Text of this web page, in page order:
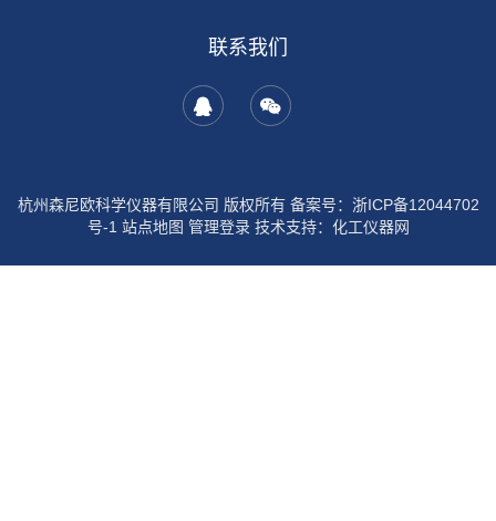
联系我们
杭州森尼欧科学仪器有限公司 版权所有 备案号： 浙ICP备12044702
号-1 站点地图 管理登录技术支持： 化工仪器网